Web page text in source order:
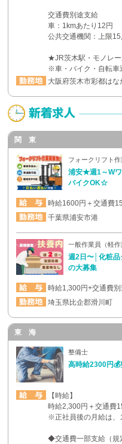
交通費別途支給
車：1kmあたり12円
公共交通機関：上限
★JR茨木駅・モノレー
※車・バイク・自転車
大阪府茨木市彩都はな
関 東
フォークリフト作
浦安★週1～Wワ
バイクOK☆
時給1600円＋交通費
千葉県浦安市港
一般作業員（軽作
週2日〜│化粧
の大募集
時給1,300円+交通費
埼玉県比企郡滑川町
東 海
整備士
高時給2300円💰
【時給】
時給2,300円＋交通費
※正社員後の月給は、
◆交通費一部支給（規